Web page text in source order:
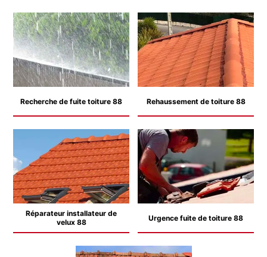
Recherche de fuite toiture 88 Rehaussement de toiture 88
Réparateur installateur de
velux 88
Urgence fuite de toiture 88